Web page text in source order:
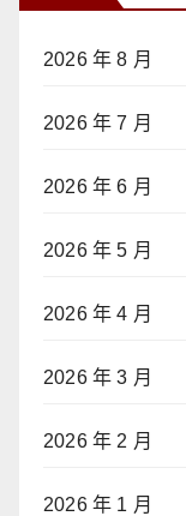
2026 年 8 月
2026 年 7 月
2026 年 6 月
2026 年 5 月
2026 年 4 月
2026 年 3 月
2026 年 2 月
2026 年 1 月